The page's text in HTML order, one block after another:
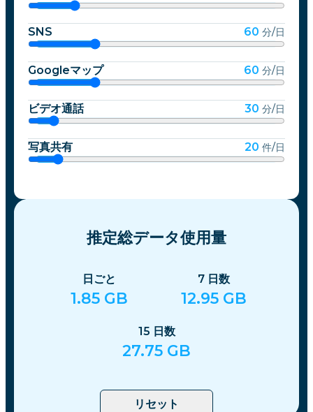
SNS 60 分/日
Googleマップ 60 分/日
ビデオ通話 30 分/日
写真共有 20 件/日
推定総データ使用量
日ごと
1.85 GB
7 日数
12.95 GB
15 日数
27.75 GB
リセット